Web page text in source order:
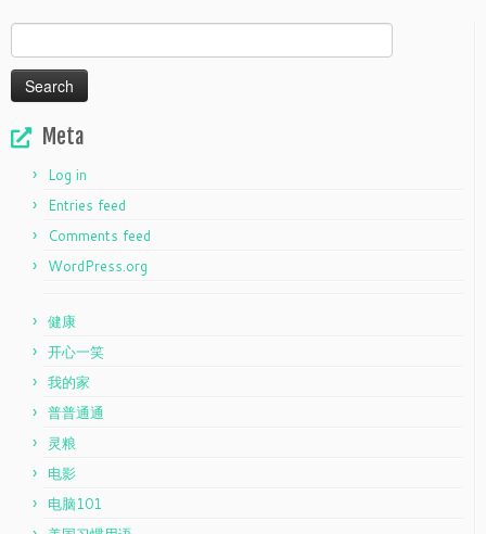
for:
Meta
Log in
Entries feed
Comments feed
WordPress.org
健康
开心一笑
我的家
普普通通
灵粮
电影
电脑101